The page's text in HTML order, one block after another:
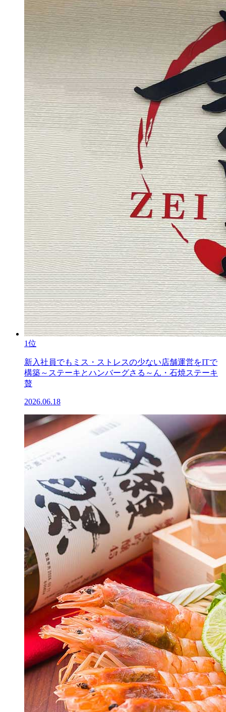
1位
新入社員でもミス・ストレスの少ない店舗運営をITで
構築～ステーキとハンバーグさる～ん・石焼ステーキ
贅
2026.06.18